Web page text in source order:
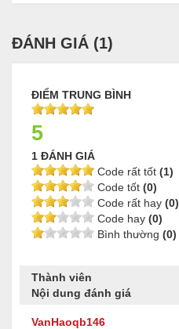
ĐÁNH GIÁ (1)
ĐIỂM TRUNG BÌNH
5
1 ĐÁNH GIÁ
Code rất tốt (1)
Code tốt (0)
Code rất hay (0)
Code hay (0)
Bình thường (0)
Thành viên
Nội dung đánh giá
VanHaoqb146